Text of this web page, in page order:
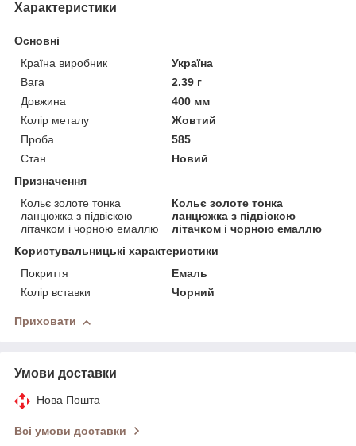
Характеристики
Основні
Країна виробник
Україна
Вага
2.39 г
Довжина
400 мм
Колір металу
Жовтий
Проба
585
Стан
Новий
Призначення
Кольє золоте тонка
ланцюжка з підвіскою
літачком і чорною емаллю
Кольє золоте тонка
ланцюжка з підвіскою
літачком і чорною емаллю
Користувальницькі характеристики
Покриття
Емаль
Колір вставки
Чорний
Приховати
Умови доставки
Нова Пошта
Всі умови доставки